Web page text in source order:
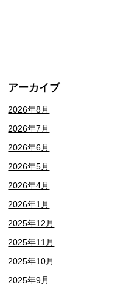
アーカイブ
2026年8月
2026年7月
2026年6月
2026年5月
2026年4月
2026年1月
2025年12月
2025年11月
2025年10月
2025年9月